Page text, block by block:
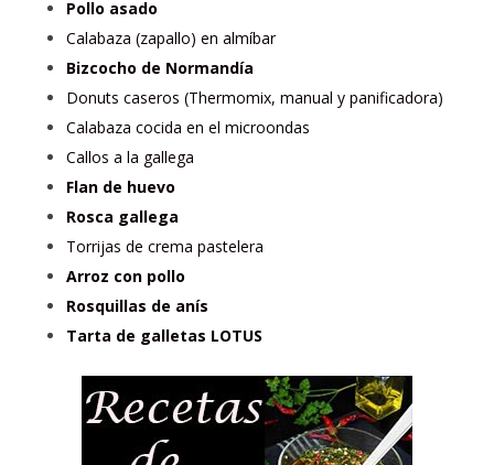
Pollo asado
Calabaza (zapallo) en almíbar
Bizcocho de Normandía
Donuts caseros (Thermomix, manual y panificadora)
Calabaza cocida en el microondas
Callos a la gallega
Flan de huevo
Rosca gallega
Torrijas de crema pastelera
Arroz con pollo
Rosquillas de anís
Tarta de galletas LOTUS